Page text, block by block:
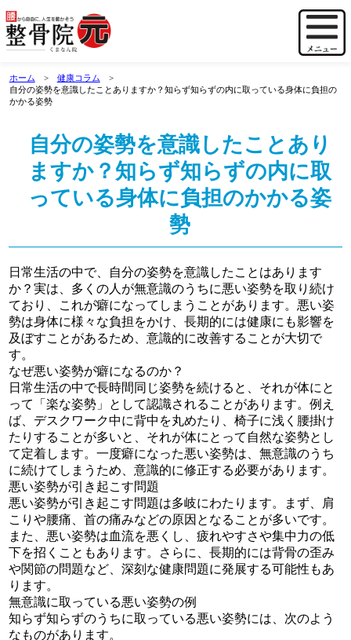
ホーム
健康コラム
自分の姿勢を意識したことありますか？知らず知らずの内に取っている身体に負担の
かかる姿勢
自分の姿勢を意識したことあり
ますか？知らず知らずの内に取
っている身体に負担のかかる姿
勢
日常生活の中で、自分の姿勢を意識したことはあります
か？実は、多くの人が無意識のうちに悪い姿勢を取り続け
ており、これが癖になってしまうことがあります。悪い姿
勢は身体に様々な負担をかけ、長期的には健康にも影響を
及ぼすことがあるため、意識的に改善することが大切で
す。
なぜ悪い姿勢が癖になるのか？
日常生活の中で長時間同じ姿勢を続けると、それが体にと
って「楽な姿勢」として認識されることがあります。例え
ば、デスクワーク中に背中を丸めたり、椅子に浅く腰掛け
たりすることが多いと、それが体にとって自然な姿勢とし
て定着します。一度癖になった悪い姿勢は、無意識のうち
に続けてしまうため、意識的に修正する必要があります。
悪い姿勢が引き起こす問題
悪い姿勢が引き起こす問題は多岐にわたります。まず、肩
こりや腰痛、首の痛みなどの原因となることが多いです。
また、悪い姿勢は血流を悪くし、疲れやすさや集中力の低
下を招くこともあります。さらに、長期的には背骨の歪み
や関節の問題など、深刻な健康問題に発展する可能性もあ
ります。
無意識に取っている悪い姿勢の例
知らず知らずのうちに取っている悪い姿勢には、次のよう
なものがあります。